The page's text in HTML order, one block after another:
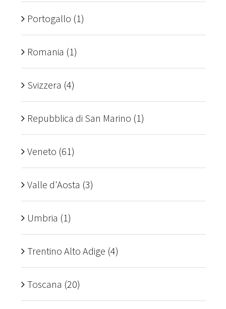
Portogallo (1)
Romania (1)
Svizzera (4)
Repubblica di San Marino (1)
Veneto (61)
Valle d'Aosta (3)
Umbria (1)
Trentino Alto Adige (4)
Toscana (20)